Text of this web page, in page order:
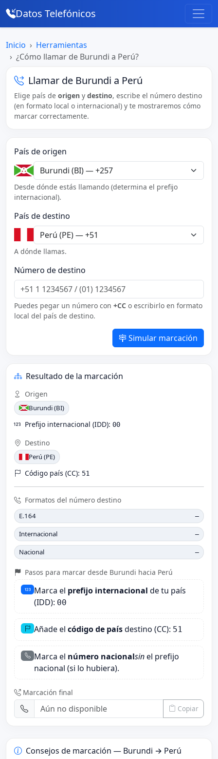
Datos Telefónicos
Inicio
Herramientas
¿Cómo llamar de Burundi a Perú?
Llamar de Burundi a Perú
Elige país de origen y destino, escribe el número destino
(en formato local o internacional) y te mostraremos cómo
marcar correctamente.
País de origen
Desde dónde estás llamando (determina el prefijo
internacional).
País de destino
A dónde llamas.
Número de destino
Puedes pegar un número con +CC o escribirlo en formato
local del país de destino.
Simular marcación
Resultado de la marcación
Origen
Burundi (BI)
Prefijo internacional (IDD): 00
Destino
Perú (PE)
Código país (CC): 51
Formatos del número destino
E.164 —
Internacional —
Nacional —
Pasos para marcar desde Burundi hacia Perú
Marca el prefijo internacional de tu país
(IDD): 00
Añade elcódigo de paísdestino (CC): 51
Marca el número nacionalsinel prefijo
nacional (si lo hubiera).
Marcación final
Copiar
Consejos de marcación — Burundi → Perú